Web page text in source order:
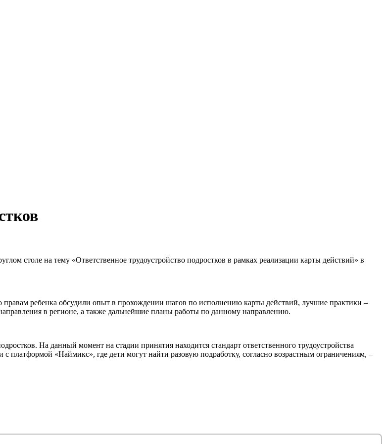
столе на тему «Ответственное трудоустройство подростков в рамках реализации карты действий» в
правам ребенка обсудили опыт в прохождении шагов по исполнению карты действий, лучшие практики –
в регионе, а также дальнейшие планы работы по данному направлению.
На данный момент на стадии принятия находится стандарт ответственного трудоустройства
платформой «Наймикс», где дети могут найти разовую подработку, согласно возрастным ограничениям, –